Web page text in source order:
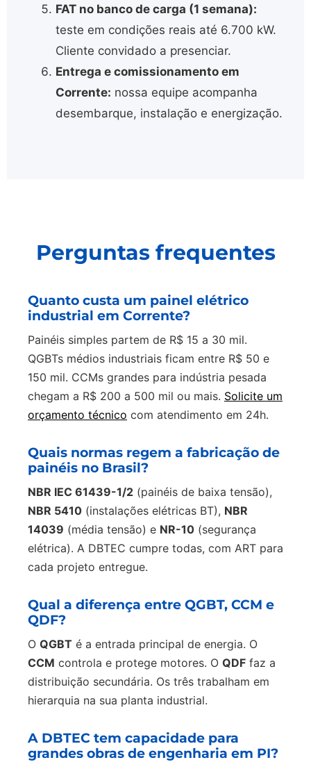
FAT no banco de carga (1 semana):
teste em condições reais até 6.700 kW.
Cliente convidado a presenciar.
Entrega e comissionamento em
Corrente: nossa equipe acompanha
desembarque, instalação e energização.
Perguntas frequentes
Quanto custa um painel elétrico
industrial em Corrente?
Painéis simples partem de R$ 15 a 30 mil.
QGBTs médios industriais ficam entre R$ 50 e
150 mil. CCMs grandes para indústria pesada
chegam a R$ 200 a 500 mil ou mais. Solicite um
orçamento técnico com atendimento em 24h.
Quais normas regem a fabricação de
painéis no Brasil?
NBR IEC 61439-1/2 (painéis de baixa tensão),
NBR 5410 (instalações elétricas BT), NBR
14039 (média tensão) e NR-10 (segurança
elétrica). A DBTEC cumpre todas, com ART para
cada projeto entregue.
Qual a diferença entre QGBT, CCM e
QDF?
O QGBT é a entrada principal de energia. O
CCM controla e protege motores. O QDF faz a
distribuição secundária. Os três trabalham em
hierarquia na sua planta industrial.
A DBTEC tem capacidade para
grandes obras de engenharia em PI?